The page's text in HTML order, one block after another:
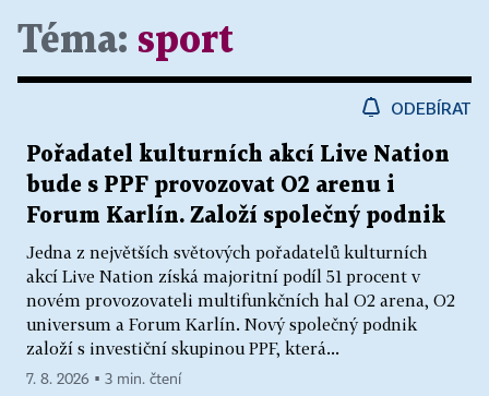
Téma: sport
ODEBÍRAT
Pořadatel kulturních akcí Live Nation
bude s PPF provozovat O2 arenu i
Forum Karlín. Založí společný podnik
Jedna z největších světových pořadatelů kulturních
akcí Live Nation získá majoritní podíl 51 procent v
novém provozovateli multifunkčních hal O2 arena, O2
universum a Forum Karlín. Nový společný podnik
založí s investiční skupinou PPF, která...
7. 8. 2026 ▪ 3 min. čtení